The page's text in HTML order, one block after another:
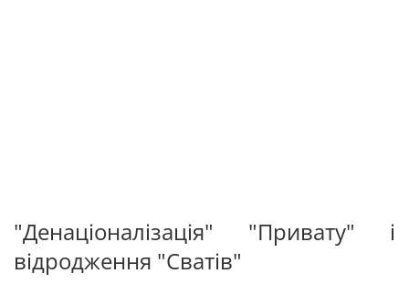
"Денаціоналізація" "Привату" і
відродження "Сватів"